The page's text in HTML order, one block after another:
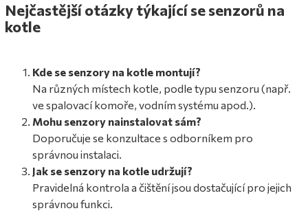
Nejčastější otázky týkající se senzorů na
kotle
Kde se senzory na kotle montují?
Na různých místech kotle, podle typu senzoru (např.
ve spalovací komoře, vodním systému apod.).
Mohu senzory nainstalovat sám?
Doporučuje se konzultace s odborníkem pro
správnou instalaci.
Jak se senzory na kotle udržují?
Pravidelná kontrola a čištění jsou dostačující pro jejich
správnou funkci.